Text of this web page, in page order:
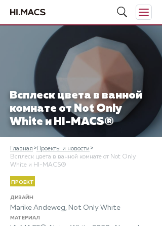
Всплеск цвета в ванной
комнате от Not Only
White и HI-MACS®
Главная
Проекты и новости
Всплеск цвета в ванной комнате от Not Only
White и HI-MACS®
ПРОЕКТ
ДИЗАЙН
Marike Andeweg, Not Only White
МАТЕРИАЛ